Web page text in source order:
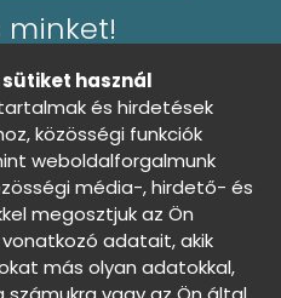
minket!
Feltételek
tájékoztató
Nincs döntés
sütiket használ
és hirdetések
közösségi funkciók
weboldalforgalmunk
média-, hirdető- és
megosztjuk az Ön
adatait, akik
más olyan adatokkal,